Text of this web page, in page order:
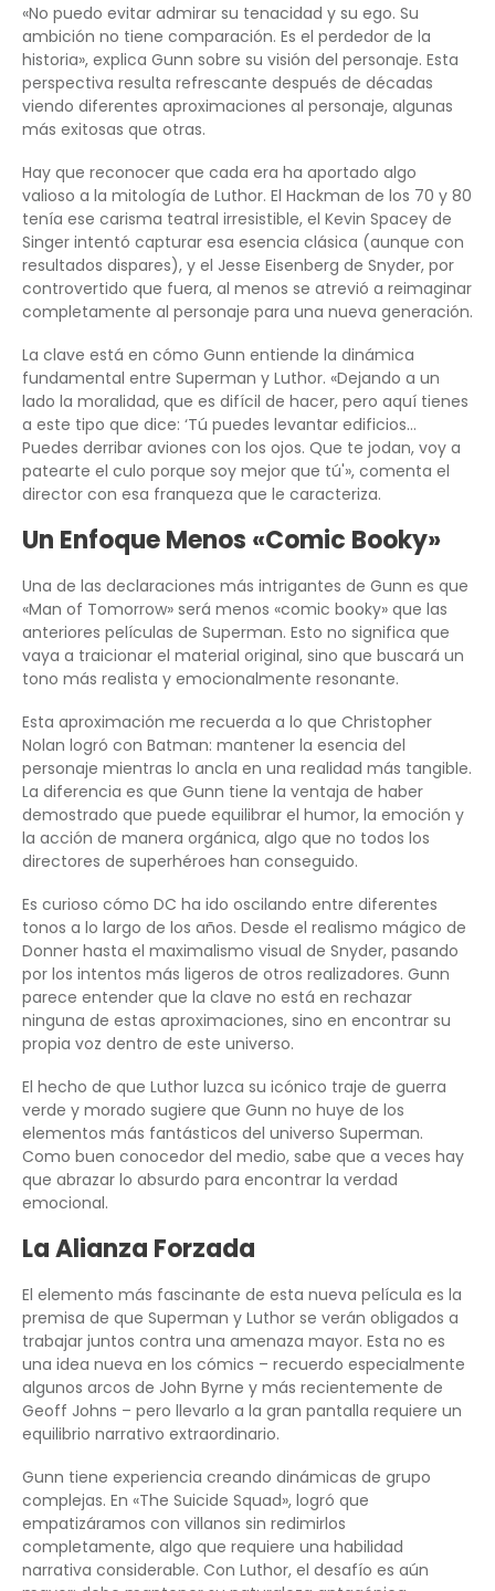
«No puedo evitar admirar su tenacidad y su ego. Su
ambición no tiene comparación. Es el perdedor de la
historia», explica Gunn sobre su visión del personaje. Esta
perspectiva resulta refrescante después de décadas
viendo diferentes aproximaciones al personaje, algunas
más exitosas que otras.
Hay que reconocer que cada era ha aportado algo
valioso a la mitología de Luthor. El Hackman de los 70 y 80
tenía ese carisma teatral irresistible, el Kevin Spacey de
Singer intentó capturar esa esencia clásica (aunque con
resultados dispares), y el Jesse Eisenberg de Snyder, por
controvertido que fuera, al menos se atrevió a reimaginar
completamente al personaje para una nueva generación.
La clave está en cómo Gunn entiende la dinámica
fundamental entre Superman y Luthor. «Dejando a un
lado la moralidad, que es difícil de hacer, pero aquí tienes
a este tipo que dice: ‘Tú puedes levantar edificios…
Puedes derribar aviones con los ojos. Que te jodan, voy a
patearte el culo porque soy mejor que tú'», comenta el
director con esa franqueza que le caracteriza.
Un Enfoque Menos «Comic Booky»
Una de las declaraciones más intrigantes de Gunn es que
«Man of Tomorrow» será menos «comic booky» que las
anteriores películas de Superman. Esto no significa que
vaya a traicionar el material original, sino que buscará un
tono más realista y emocionalmente resonante.
Esta aproximación me recuerda a lo que Christopher
Nolan logró con Batman: mantener la esencia del
personaje mientras lo ancla en una realidad más tangible.
La diferencia es que Gunn tiene la ventaja de haber
demostrado que puede equilibrar el humor, la emoción y
la acción de manera orgánica, algo que no todos los
directores de superhéroes han conseguido.
Es curioso cómo DC ha ido oscilando entre diferentes
tonos a lo largo de los años. Desde el realismo mágico de
Donner hasta el maximalismo visual de Snyder, pasando
por los intentos más ligeros de otros realizadores. Gunn
parece entender que la clave no está en rechazar
ninguna de estas aproximaciones, sino en encontrar su
propia voz dentro de este universo.
El hecho de que Luthor luzca su icónico traje de guerra
verde y morado sugiere que Gunn no huye de los
elementos más fantásticos del universo Superman.
Como buen conocedor del medio, sabe que a veces hay
que abrazar lo absurdo para encontrar la verdad
emocional.
La Alianza Forzada
El elemento más fascinante de esta nueva película es la
premisa de que Superman y Luthor se verán obligados a
trabajar juntos contra una amenaza mayor. Esta no es
una idea nueva en los cómics – recuerdo especialmente
algunos arcos de John Byrne y más recientemente de
Geoff Johns – pero llevarlo a la gran pantalla requiere un
equilibrio narrativo extraordinario.
Gunn tiene experiencia creando dinámicas de grupo
complejas. En «The Suicide Squad», logró que
empatizáramos con villanos sin redimirlos
completamente, algo que requiere una habilidad
narrativa considerable. Con Luthor, el desafío es aún